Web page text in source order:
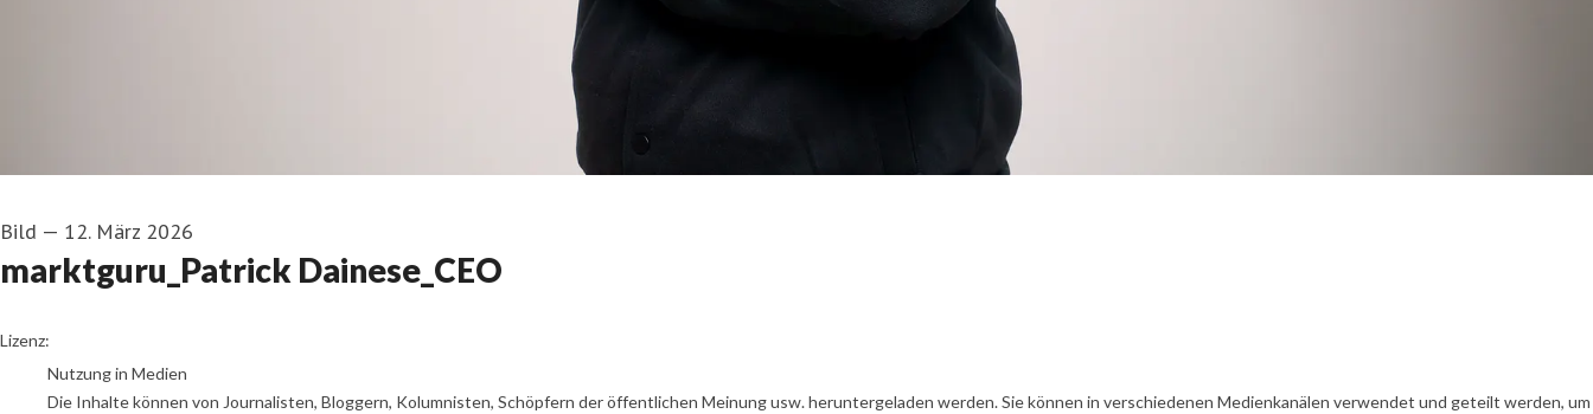
Bild — 12. März 2026
marktguru_Patrick Dainese_CEO
marktguru
Lizenz:
Nutzung in Medien
Die Inhalte können von Journalisten, Bloggern, Kolumnisten, Schöpfern der öffentlichen Meinung usw. heruntergeladen werden. Sie können in verschiedenen Medienkanälen verwendet und geteilt